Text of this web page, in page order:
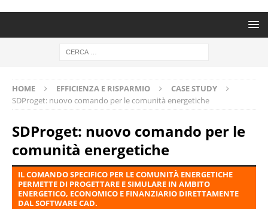
HOME EFFICIENZA E RISPARMIO
CASE STUDY
SDProget: nuovo comando per le comunità energetiche
SDProget: nuovo comando per le
comunità energetiche
IL COMANDO SPECIFICO PER LE COMUNITÀ ENERGETICHE
PERMETTE DI PROGETTARE E SIMULARE IN AMBITO
ENERGETICO, ECONOMICO E FINANZIARIO DIRETTAMENTE
DAL SOFTWARE CAD.